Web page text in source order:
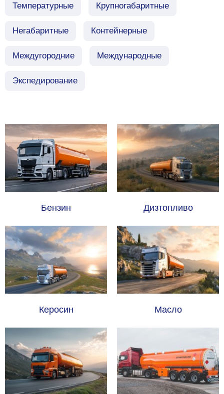
Температурные Крупногабаритные
Негабаритные Контейнерные
Междугородние Международные
Экспедирование
Бензин Дизтопливо
Керосин Масло